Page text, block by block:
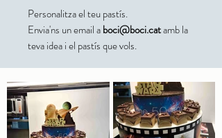
Personalitza el teu pastís.
Envia'ns un email aboci@boci.catamb la
teva idea i el pastís que vols.